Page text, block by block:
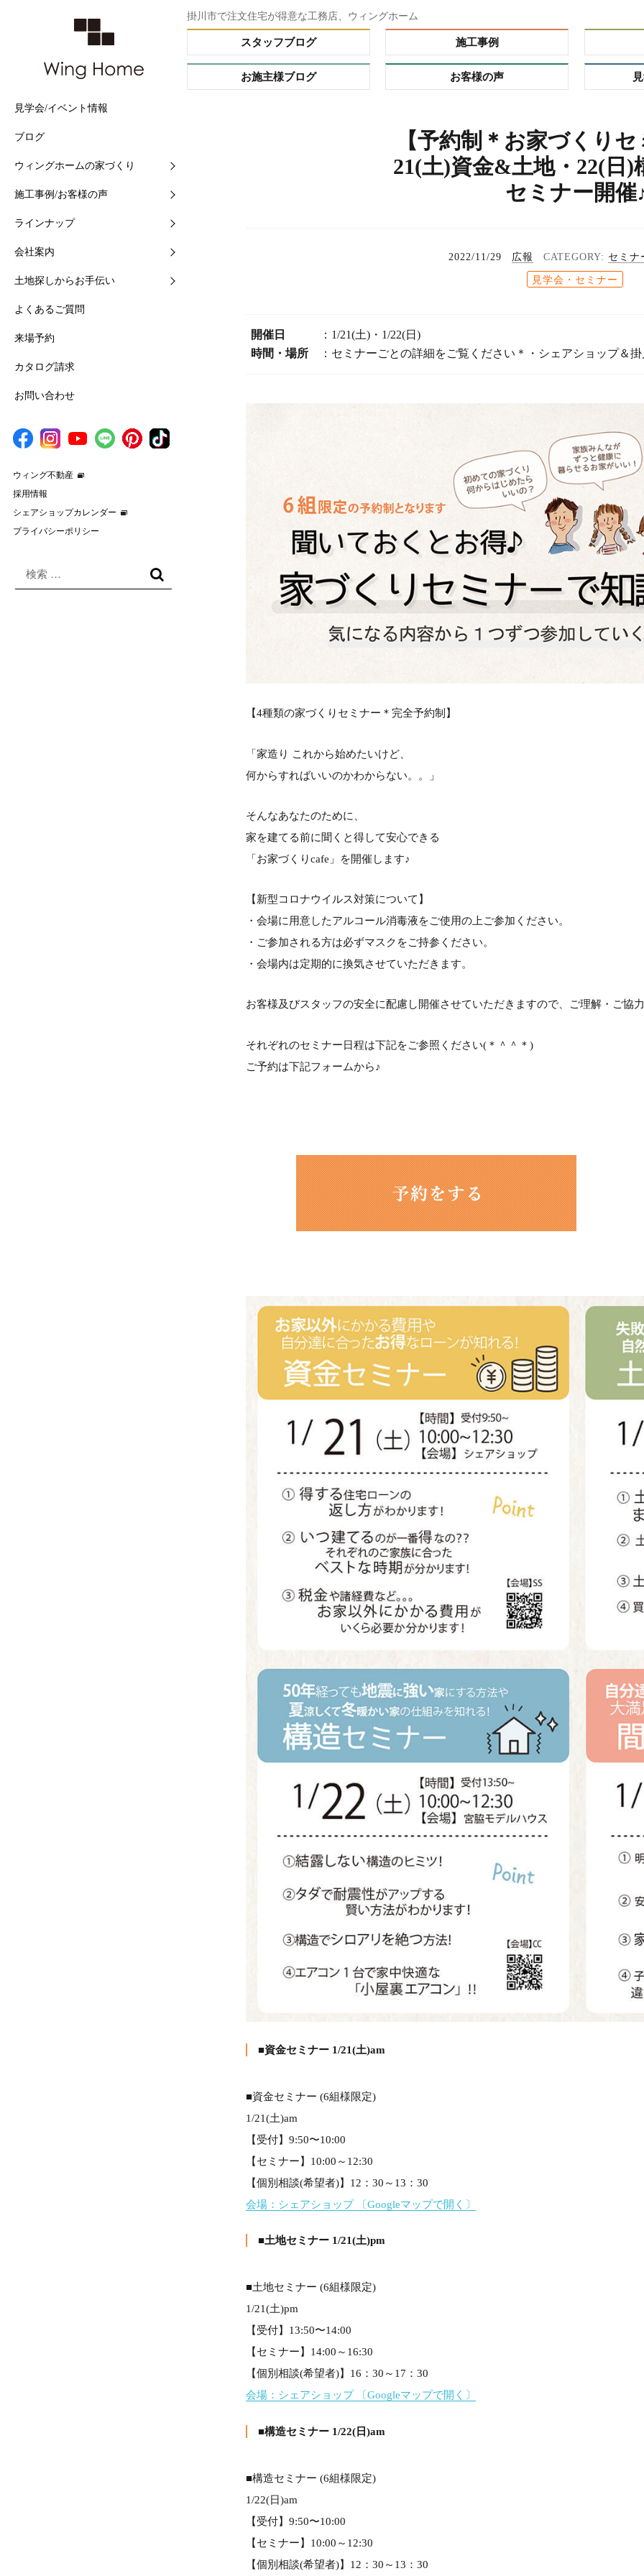
見学会/イベント情報
ブログ
ウィングホームの家づくり
施工事例/お客様の声
ラインナップ
会社案内
土地探しからお手伝い
よくあるご質問
来場予約
カタログ請求
お問い合わせ
ウィング不動産
採用情報
シェアショップカレンダー
プライバシーポリシー
検
掛川市で注文住宅が得意な工務店、ウィングホーム
スタッフブログ 施工事例
お施主様ブログ お客様の声
【予約制＊お家づくりセ
21(土)資金&土地・22(日)
セミナー開催
2022/11/29 広報 セミナ
見学会・セミナー
開催日
：1/21(土)・1/22(日)
時間・場所
：セミナーごとの詳細をご覧ください＊・シェアショップ＆
【4種類の家づくりセミナー＊完全予約制】
「家造り これから始めたいけど、
何からすればいいのかわからない。。」
そんなあなたのために、
家を建てる前に聞くと得して安心できる
「お家づくりcafe 」を開催します♪
【新型コロナウイルス対策について】
・会場に用意したアルコール消毒液をご使用の上ご参加ください。
・ご参加される方は必ずマスクをご持参ください。
・会場内は定期的に換気させていただきます。
お客様及びスタッフの安全に配慮し開催させていただきますので、ご理解・ご協
それぞれのセミナー日程は下記をご参照ください( ＊＾＾＊ )
ご予約は下記フォームから♪
■資金セミナー 1/21(土)am
■資金セミナー (6組様限定)
1/21(土)am
【受付】9:50〜10:00
【セミナー】10:00～12:30
【個別相談(希望者)】12：30～13：30
会場：シェアショップ
〔Googleマップで開く〕
■土地セミナー 1/21(土)pm
■土地セミナー (6組様限定)
1/21(土)pm
【受付】13:50〜14:00
【セミナー】14:00～16:30
【個別相談(希望者)】16：30～17：30
会場：シェアショップ
〔Googleマップで開く〕
■構造セミナー 1/22(日)am
■構造セミナー (6組様限定)
1/22(日)am
【受付】9:50〜10:00
【セミナー】10:00～12:30
【個別相談(希望者)】12：30～13：30